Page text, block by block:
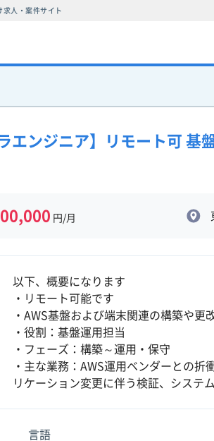
人・案件サイト
エンジニア】リモート可 基
円/月
以下、概要になります
・リモート可能です
・AWS基盤および端末関連の構築や更
・役割：基盤運用担当
・フェーズ：構築～運用・保守
・主な業務：AWS運用ベンダーとの
リケーション変更に伴う検証、システ
言語